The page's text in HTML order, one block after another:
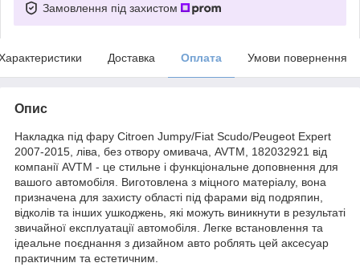
Замовлення під захистом
Доставка Оплата Умови повернення
Опис
Накладка під фару Citroen Jumpy/Fiat Scudo/Peugeot Expert
2007-2015, ліва, без отвору омивача, AVTM, 182032921 від
компанії AVTM - це стильне і функціональне доповнення для
вашого автомобіля. Виготовлена з міцного матеріалу, вона
призначена для захисту області під фарами від подряпин,
відколів та інших ушкоджень, які можуть виникнути в результаті
звичайної експлуатації автомобіля. Легке встановлення та
ідеальне поєднання з дизайном авто роблять цей аксесуар
практичним та естетичним.